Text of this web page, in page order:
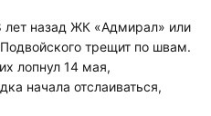
лет назад ЖК «Адмирал» или
трещит по швам.
лопнул 14 мая,
начала отслаиваться,